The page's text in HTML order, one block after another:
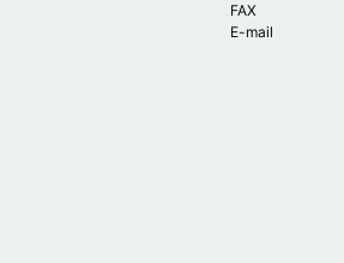
FAX
E-mail